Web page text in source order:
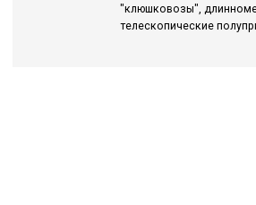
"клюшковозы",
телескопические